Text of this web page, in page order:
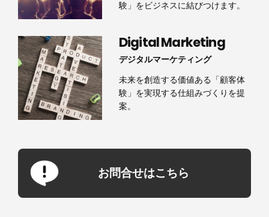
験」をビジネスに結びつけます。
Digital Marketing
デジタルマーケティング
未来を創造する価値ある「顧客体
験」を実現する仕組みづくりを提
案。
お問合せはこちら